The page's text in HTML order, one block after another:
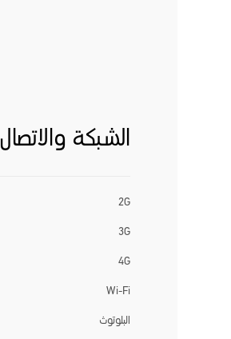
الشبكة والاتصال
2G
3G
4G
Wi-Fi
البلوتوث